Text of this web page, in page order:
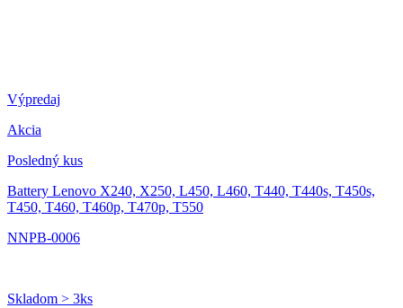
Výpredaj
Akcia
Posledný kus
Battery Lenovo X240, X250, L450, L460, T440, T440s, T450s,
T450, T460, T460p, T470p, T550
NNPB-0006
Skladom > 3ks